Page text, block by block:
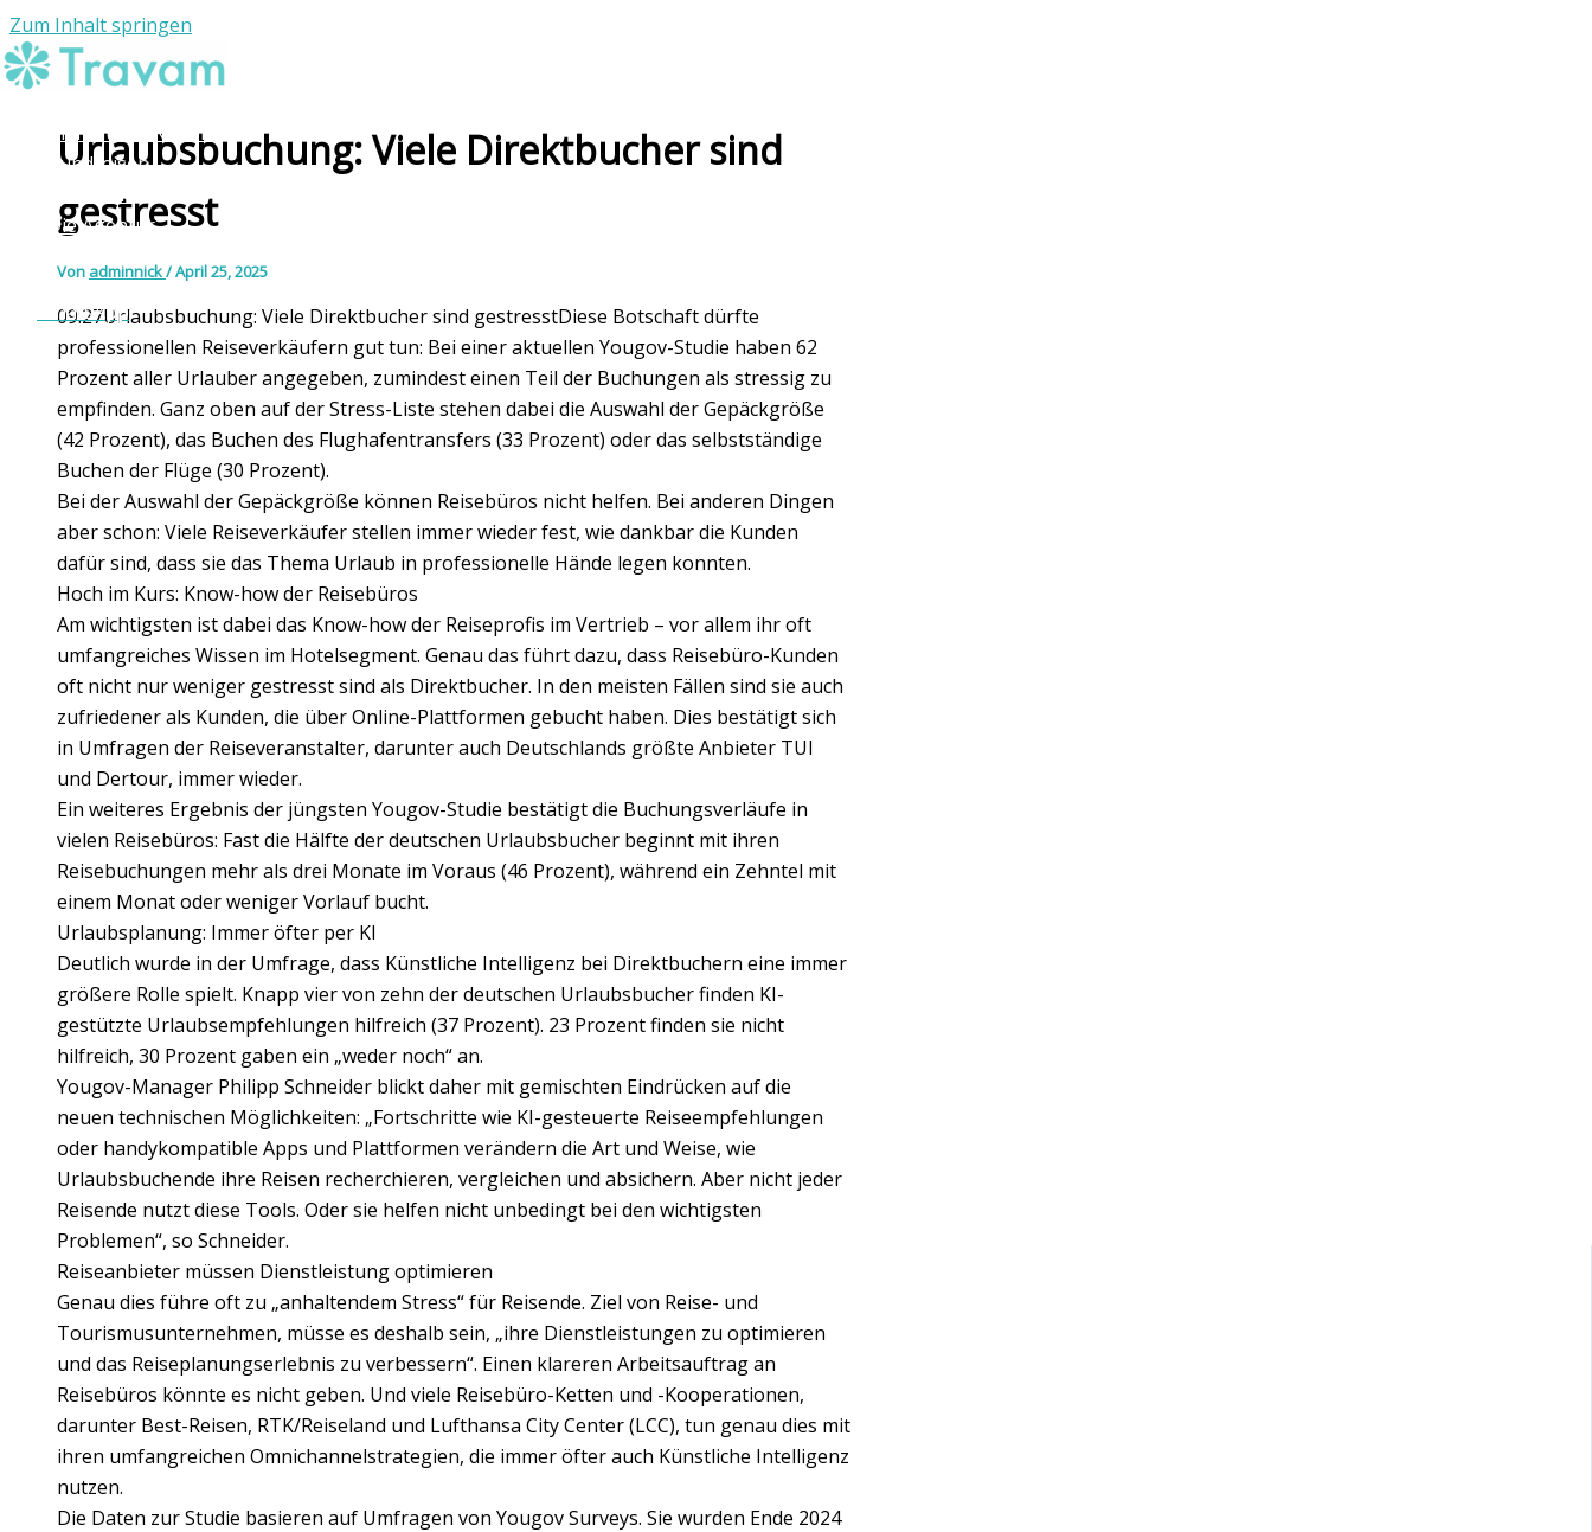
Zum Inhalt springen
Individuelle Reisen
Rundreisen
Reiseziele
Die Agentur
WhatsApp
Urlaubsbuchung: Viele Direktbucher sind
gestresst
Von adminnick/April 25, 2025
09:27Urlaubsbuchung: Viele Direktbucher sind gestresstDiese Botschaft dürfte
professionellen Reiseverkäufern gut tun: Bei einer aktuellen Yougov-Studie haben 62
Prozent aller Urlauber angegeben, zumindest einen Teil der Buchungen als stressig zu
empfinden. Ganz oben auf der Stress-Liste stehen dabei die Auswahl der Gepäckgröße
(42 Prozent), das Buchen des Flughafentransfers (33 Prozent) oder das selbstständige
Buchen der Flüge (30 Prozent).
Bei der Auswahl der Gepäckgröße können Reisebüros nicht helfen. Bei anderen Dingen
aber schon: Viele Reiseverkäufer stellen immer wieder fest, wie dankbar die Kunden
dafür sind, dass sie das Thema Urlaub in professionelle Hände legen konnten.
Hoch im Kurs: Know-how der Reisebüros
Am wichtigsten ist dabei das Know-how der Reiseprofis im Vertrieb – vor allem ihr oft
umfangreiches Wissen im Hotelsegment. Genau das führt dazu, dass Reisebüro-Kunden
oft nicht nur weniger gestresst sind als Direktbucher. In den meisten Fällen sind sie auch
zufriedener als Kunden, die über Online-Plattformen gebucht haben. Dies bestätigt sich
in Umfragen der Reiseveranstalter, darunter auch Deutschlands größte Anbieter TUI
und Dertour, immer wieder.
Ein weiteres Ergebnis der jüngsten Yougov-Studie bestätigt die Buchungsverläufe in
vielen Reisebüros: Fast die Hälfte der deutschen Urlaubsbucher beginnt mit ihren
Reisebuchungen mehr als drei Monate im Voraus (46 Prozent), während ein Zehntel mit
einem Monat oder weniger Vorlauf bucht.
Urlaubsplanung: Immer öfter per KI
Deutlich wurde in der Umfrage, dass Künstliche Intelligenz bei Direktbuchern eine immer
größere Rolle spielt. Knapp vier von zehn der deutschen Urlaubsbucher finden KI-
gestützte Urlaubsempfehlungen hilfreich (37 Prozent). 23 Prozent finden sie nicht
hilfreich, 30 Prozent gaben ein „weder noch“ an.
Yougov-Manager Philipp Schneider blickt daher mit gemischten Eindrücken auf die
neuen technischen Möglichkeiten: „Fortschritte wie KI-gesteuerte Reiseempfehlungen
oder handykompatible Apps und Plattformen verändern die Art und Weise, wie
Urlaubsbuchende ihre Reisen recherchieren, vergleichen und absichern. Aber nicht jeder
Reisende nutzt diese Tools. Oder sie helfen nicht unbedingt bei den wichtigsten
Problemen“, so Schneider.
Reiseanbieter müssen Dienstleistung optimieren
Genau dies führe oft zu „anhaltendem Stress“ für Reisende. Ziel von Reise- und
Tourismusunternehmen, müsse es deshalb sein, „ihre Dienstleistungen zu optimieren
und das Reiseplanungserlebnis zu verbessern“. Einen klareren Arbeitsauftrag an
Reisebüros könnte es nicht geben. Und viele Reisebüro-Ketten und -Kooperationen,
darunter Best-Reisen, RTK/Reiseland und Lufthansa City Center (LCC), tun genau dies mit
ihren umfangreichen Omnichannelstrategien, die immer öfter auch Künstliche Intelligenz
nutzen.
Die Daten zur Studie basieren auf Umfragen von Yougov Surveys. Sie wurden Ende 2024